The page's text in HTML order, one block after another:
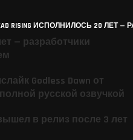
RISING ИСПОЛНИЛОСЬ 20 ЛЕТ
— разработчики
Godless Dawn от
русской озвучкой
в релиз после 3 лет